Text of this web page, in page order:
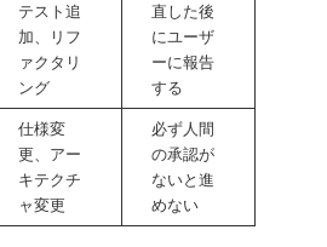
テスト追
加、リフ
ァクタリ
ング
直した後
にユーザ
ーに報告
する
仕様変
更、アー
キテクチ
ャ変更
必ず人間
の承認が
ないと進
めない